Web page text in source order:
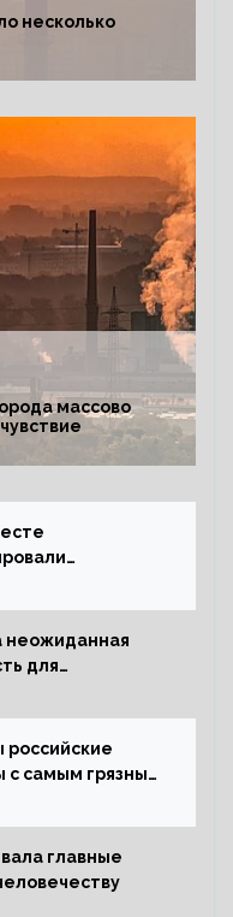
несколько
массово
неожиданная
для
российские
с самым грязным
главные